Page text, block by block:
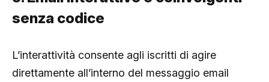
senza codice
L’interattività consente agli iscritti di agire
direttamente all’interno del messaggio email